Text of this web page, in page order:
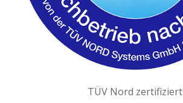
TÜV Nord zertifiziert